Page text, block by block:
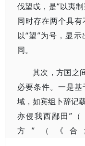
伐望戉，是“以夷
同时存在两个具
以“望”为号，显
同。
其次，方国之
必要条件。一是
域，如宾组卜辞记
亦侵我西鄙田”
方”（《合